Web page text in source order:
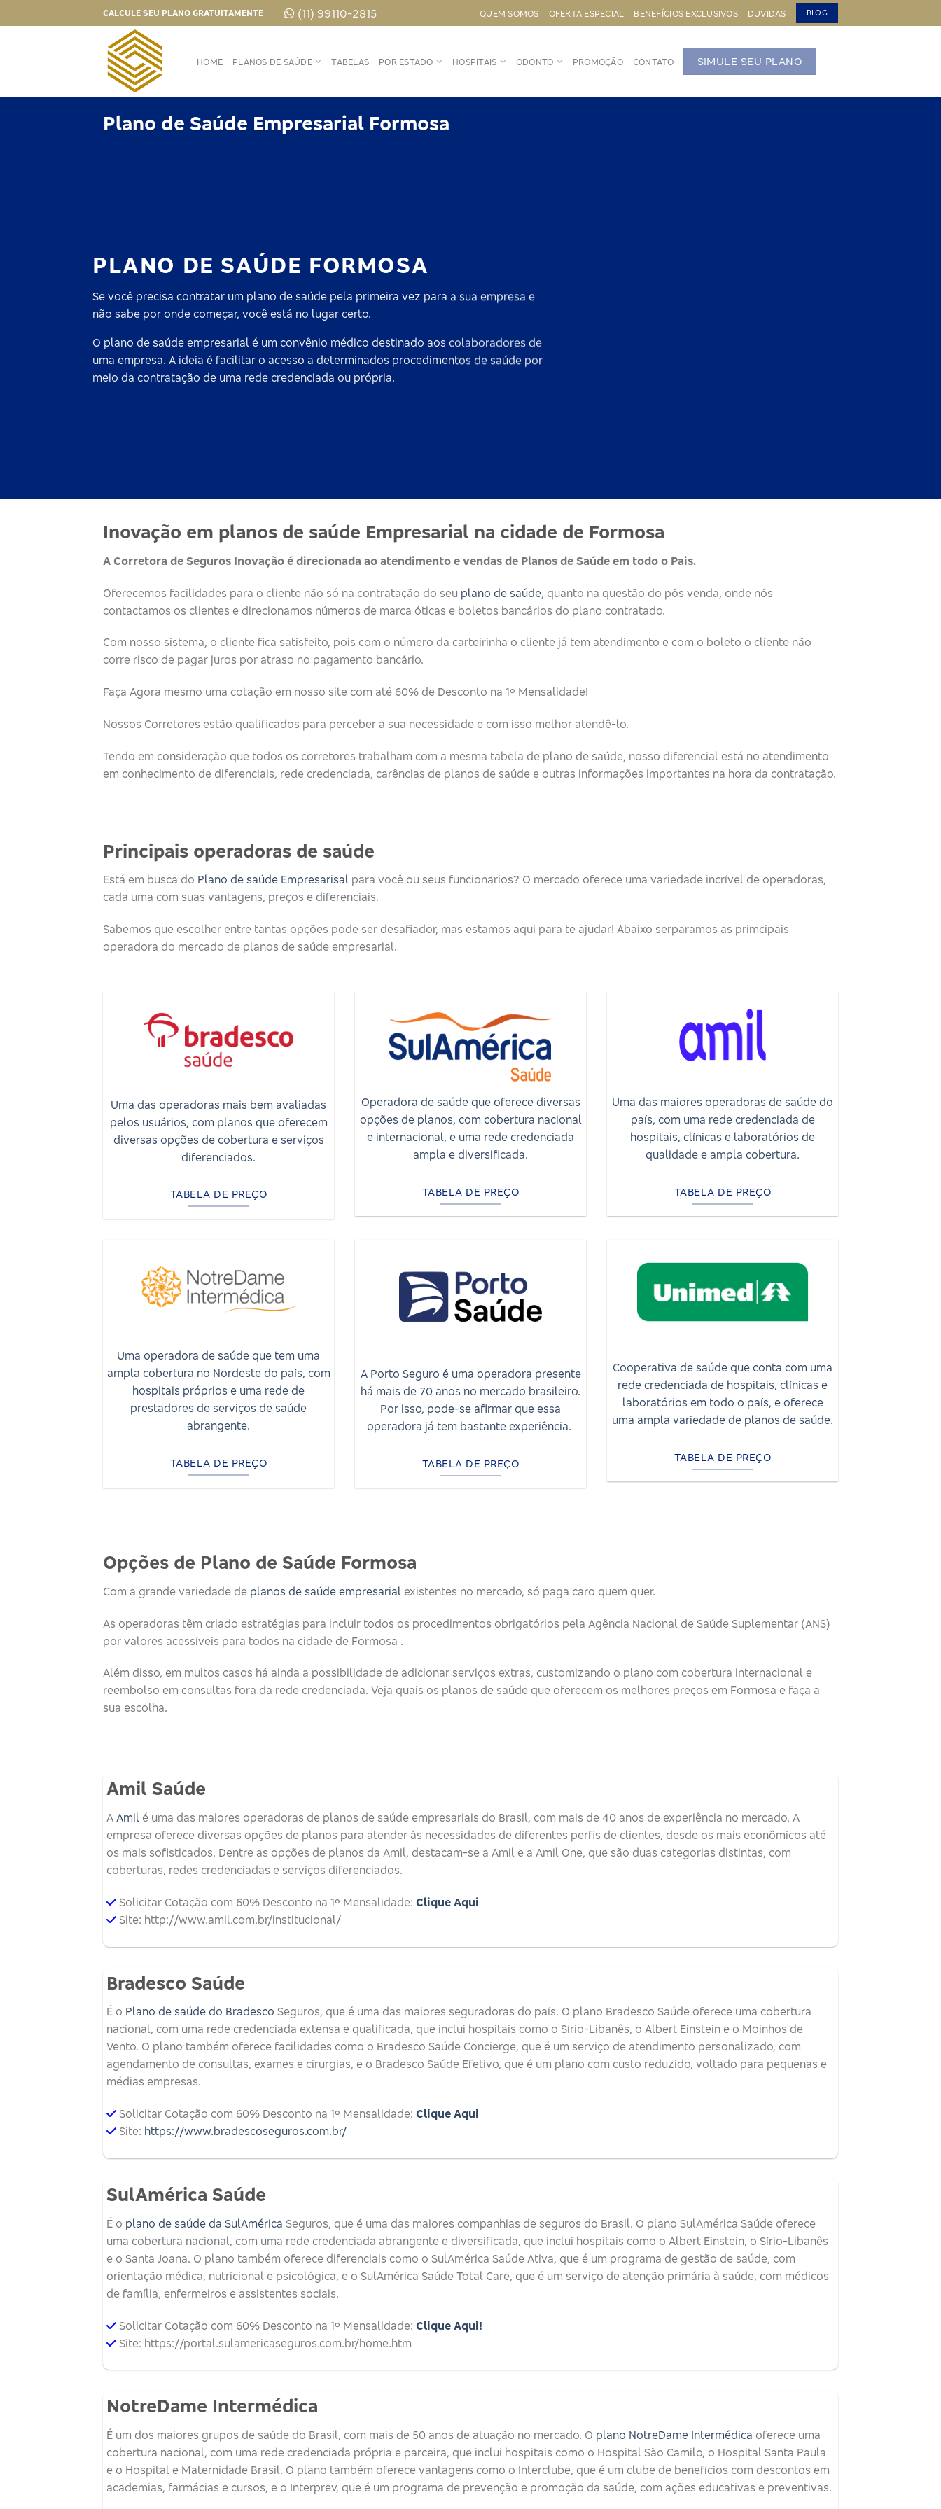
to
CALCULE SEU PLANO GRATUITAMENTE (11) 99110-2815 QUEM SOMOS OFERTA ESPECIAL BENEFÍCIOS EXCLUSIVOS DUVIDAS BLOG
HOME PLANOS DE SAÚDE TABELAS POR ESTADO HOSPITAIS ODONTO PROMOÇÃO CONTATO SIMULE SEU PLANO
Plano de Saúde Empresarial Formosa
PLANO DE SAÚDE FORMOSA
Se você precisa contratar um plano de saúde pela primeira vez para a sua empresa e
não sabe por onde começar, você está no lugar certo.
O plano de saúde empresarial é um convênio médico destinado aos colaboradores de
uma empresa. A ideia é facilitar o acesso a determinados procedimentos de saúde por
meio da contratação de uma rede credenciada ou própria.
Inovação em planos de saúde Empresarial na cidade de Formosa
A Corretora de Seguros Inovação é direcionada ao atendimento e vendas de Planos de Saúde em todo o Pais.
Oferecemos facilidades para o cliente não só na contratação do seu plano de saúde, quanto na questão do pós venda, onde nós
contactamos os clientes e direcionamos números de marca óticas e boletos bancários do plano contratado.
Com nosso sistema, o cliente fica satisfeito, pois com o número da carteirinha o cliente já tem atendimento e com o boleto o cliente não
corre risco de pagar juros por atraso no pagamento bancário.
Faça Agora mesmo uma cotação em nosso site com até 60% de Desconto na 1º Mensalidade!
Nossos Corretores estão qualificados para perceber a sua necessidade e com isso melhor atendê-lo.
Tendo em consideração que todos os corretores trabalham com a mesma tabela de plano de saúde, nosso diferencial está no atendimento
em conhecimento de diferenciais, rede credenciada, carências de planos de saúde e outras informações importantes na hora da contratação.
Principais operadoras de saúde​
Está em busca do Plano de saúde Empresarisal para você ou seus funcionarios? O mercado oferece uma variedade incrível de operadoras,
cada uma com suas vantagens, preços e diferenciais.
Sabemos que escolher entre tantas opções pode ser desafiador, mas estamos aqui para te ajudar! Abaixo serparamos as primcipais
operadora do mercado de planos de saúde empresarial.
Uma das operadoras mais bem avaliadas
pelos usuários, com planos que oferecem
diversas opções de cobertura e serviços
diferenciados.
TABELA DE PREÇO
Operadora de saúde que oferece diversas
opções de planos, com cobertura nacional
e internacional, e uma rede credenciada
ampla e diversificada.
TABELA DE PREÇO
Uma das maiores operadoras de saúde do
país, com uma rede credenciada de
hospitais, clínicas e laboratórios de
qualidade e ampla cobertura.
TABELA DE PREÇO
Uma operadora de saúde que tem uma
ampla cobertura no Nordeste do país, com
hospitais próprios e uma rede de
prestadores de serviços de saúde
abrangente.
TABELA DE PREÇO
A Porto Seguro é uma operadora presente
há mais de 70 anos no mercado brasileiro.
Por isso, pode-se afirmar que essa
operadora já tem bastante experiência.
TABELA DE PREÇO
Cooperativa de saúde que conta com uma
rede credenciada de hospitais, clínicas e
laboratórios em todo o país, e oferece
uma ampla variedade de planos de saúde.
TABELA DE PREÇO
Opções de Plano de Saúde Formosa
Com a grande variedade de planos de saúde empresarial existentes no mercado, só paga caro quem quer.
As operadoras têm criado estratégias para incluir todos os procedimentos obrigatórios pela Agência Nacional de Saúde Suplementar (ANS)
por valores acessíveis para todos na cidade de Formosa .
Além disso, em muitos casos há ainda a possibilidade de adicionar serviços extras, customizando o plano com cobertura internacional e
reembolso em consultas fora da rede credenciada. Veja quais os planos de saúde que oferecem os melhores preços em Formosa e faça a
sua escolha.
Amil Saúde
A Amil é uma das maiores operadoras de planos de saúde empresariais do Brasil, com mais de 40 anos de experiência no mercado. A
empresa oferece diversas opções de planos para atender às necessidades de diferentes perfis de clientes, desde os mais econômicos até
os mais sofisticados. Dentre as opções de planos da Amil, destacam-se a Amil e a Amil One, que são duas categorias distintas, com
coberturas, redes credenciadas e serviços diferenciados.
Solicitar Cotação com 60% Desconto na 1º Mensalidade: Clique Aqui
Site: http://www.amil.com.br/institucional/
Bradesco Saúde
É o Plano de saúde do Bradesco Seguros, que é uma das maiores seguradoras do país. O plano Bradesco Saúde oferece uma cobertura
nacional, com uma rede credenciada extensa e qualificada, que inclui hospitais como o Sírio-Libanês, o Albert Einstein e o Moinhos de
Vento. O plano também oferece facilidades como o Bradesco Saúde Concierge, que é um serviço de atendimento personalizado, com
agendamento de consultas, exames e cirurgias, e o Bradesco Saúde Efetivo, que é um plano com custo reduzido, voltado para pequenas e
médias empresas.
Solicitar Cotação com 60% Desconto na 1º Mensalidade: Clique Aqui
Site: https://www.bradescoseguros.com.br/
SulAmérica Saúde
É o plano de saúde da SulAmérica Seguros, que é uma das maiores companhias de seguros do Brasil. O plano SulAmérica Saúde oferece
uma cobertura nacional, com uma rede credenciada abrangente e diversificada, que inclui hospitais como o Albert Einstein, o Sírio-Libanês
e o Santa Joana. O plano também oferece diferenciais como o SulAmérica Saúde Ativa, que é um programa de gestão de saúde, com
orientação médica, nutricional e psicológica, e o SulAmérica Saúde Total Care, que é um serviço de atenção primária à saúde, com médicos
de família, enfermeiros e assistentes sociais.
Solicitar Cotação com 60% Desconto na 1º Mensalidade: Clique Aqui!
Site: https://portal.sulamericaseguros.com.br/home.htm
NotreDame Intermédica
É um dos maiores grupos de saúde do Brasil, com mais de 50 anos de atuação no mercado. O plano NotreDame Intermédica oferece uma
cobertura nacional, com uma rede credenciada própria e parceira, que inclui hospitais como o Hospital São Camilo, o Hospital Santa Paula
e o Hospital e Maternidade Brasil. O plano também oferece vantagens como o Interclube, que é um clube de benefícios com descontos em
academias, farmácias e cursos, e o Interprev, que é um programa de prevenção e promoção da saúde, com ações educativas e preventivas.